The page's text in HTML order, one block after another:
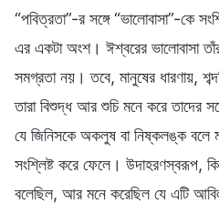
“পবিত্রতা”-র সঙ্গে “ভালোবাসা”-কে
এর একটা অংশ। ঈশ্বরের ভালোবাসা
সমগ্রতা নয়। তবে, মানুষের ধারণায়,
তারা বিশুদ্ধ আর শুচি মনে করে তাদের
যে জিনিসকে অকলুষ বা নিষ্কলঙ্ক বলে
সংশ্লিষ্ট করে ফেলে। উদাহরণস্বরূপ,
বলেছিল, আর মনে করেছিল যে এটি